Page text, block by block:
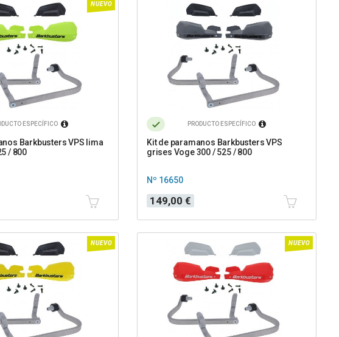
NUEVO
ESPECÍFICO
Barkbusters VPS lima
/ 800
PRODUCTO ESPECÍFICO
Kit de paramanos Barkbusters VPS
grises Voge 300 / 525 / 800
Nº 16650
Precio
149,00 €
NUEVO NUEVO